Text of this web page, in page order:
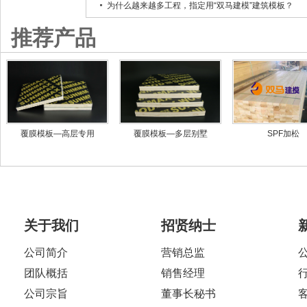
为什么越来越多工程，指定用“双马建模”建筑模板？
推荐产品
覆膜模板—高层专用 覆膜模板—多层别墅 SPF加松
关于我们
公司简介
团队概括
公司宗旨
招贤纳士
营销总监
销售经理
董事长秘书